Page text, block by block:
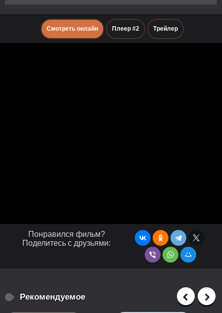
Смотреть онлайн Плеер #2 Трейлер
Понравился фильм?
Поделитесь с друзьями:
Рекомендуемое